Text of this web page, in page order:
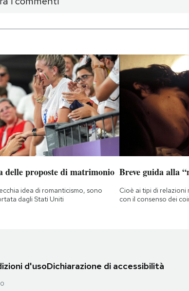
delle proposte di matrimonio
idea di romanticismo, sono
dagli Stati Uniti
Breve guida alla
Cioè ai tipi di
con il consenso dei
d'usoDichiarazione di accessibilità